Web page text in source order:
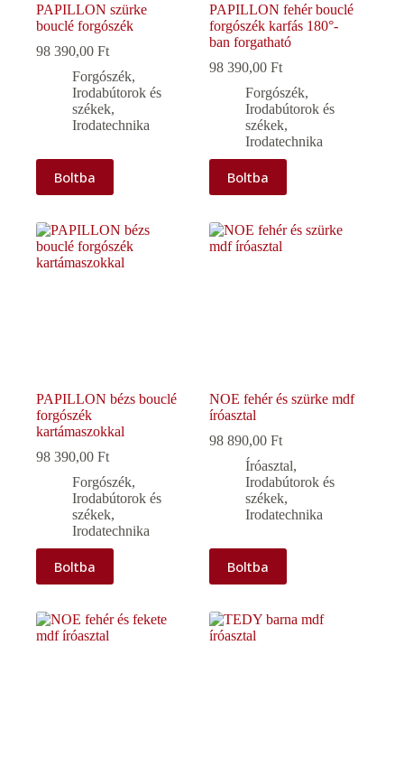
PAPILLON szürke
bouclé forgószék
98 390,00 Ft
Forgószék,
Irodabútorok és
székek,
Irodatechnika
Boltba
PAPILLON fehér bouclé
forgószék karfás 180°-
ban forgatható
98 390,00Ft
Forgószék,
Irodabútorok és
székek,
Irodatechnika
Boltba
PAPILLON bézs bouclé
forgószék
kartámaszokkal
98 390,00 Ft
Forgószék,
Irodabútorok és
székek,
Irodatechnika
Boltba
NOE fehér és szürke mdf
íróasztal
98 890,00Ft
Íróasztal,
Irodabútorok és
székek,
Irodatechnika
Boltba